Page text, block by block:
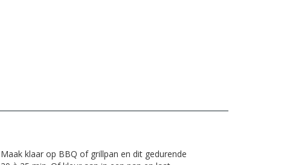
Maak klaar op BBQ of grillpan en dit gedurende